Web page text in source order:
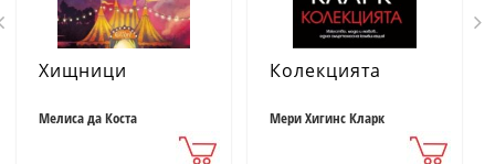
Хищници
Мелиса да Коста
Колекцията
Мери Хигинс Кларк